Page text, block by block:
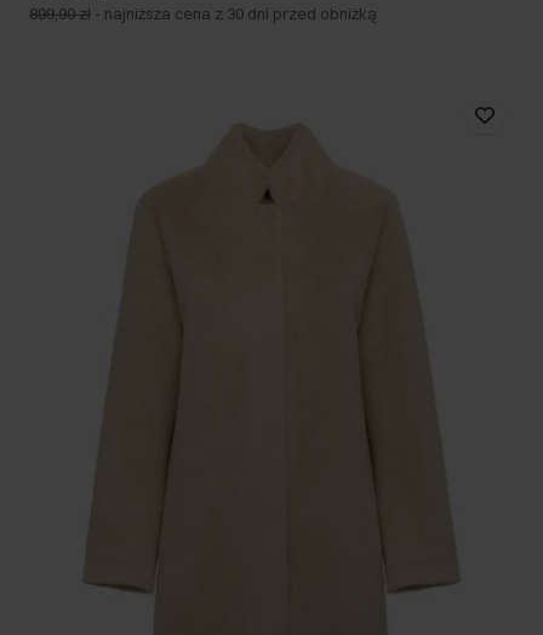
899,90 zł - najniższa cena z 30 dni przed obniżką